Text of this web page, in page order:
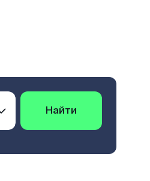
Найти